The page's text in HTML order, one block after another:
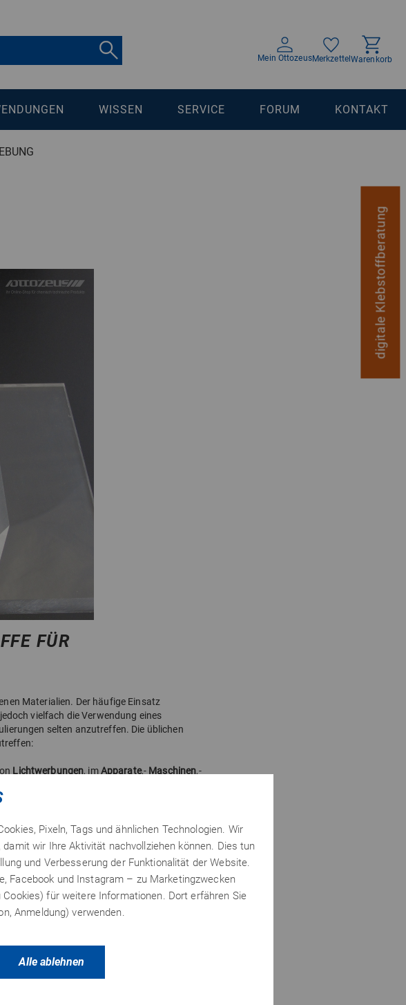
Mein OttozeusMerkzettelWarenkorb
WISSEN SERVICE FORUM KONTAKT
digitale Klebstoffberatung
FÜR
Materialien. Der häufige Einsatz
vielfach die Verwendung eines
selten anzutreffen. Die üblichen
Lichtwerbungen, imApparate,- Maschinen,-
hart. Diese unterschiedlichen Werkstoffe
Pixeln, Tags und ähnlichen Technologien. Wir
wir Ihre Aktivität nachvollziehen können. Dies tun
und Verbesserung der Funktionalität der Website.
Facebook und Instagram – zu Marketingzwecken
für weitere Informationen. Dort erfähren Sie
Anmeldung) verwenden.
Alle ablehnen